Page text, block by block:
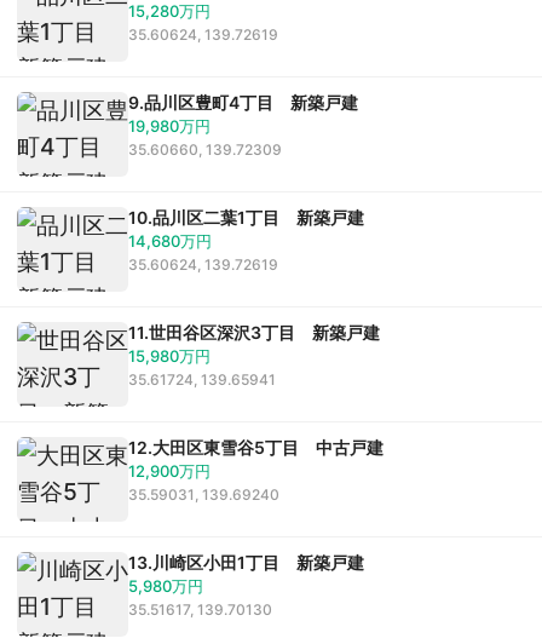
15,280万円
35.60624, 139.72619
9.品川区豊町4丁目 新築戸建
19,980万円
35.60660, 139.72309
10.品川区二葉1丁目 新築戸建
14,680万円
35.60624, 139.72619
11.世田谷区深沢3丁目 新築戸建
15,980万円
35.61724, 139.65941
12.大田区東雪谷5丁目 中古戸建
12,900万円
35.59031, 139.69240
13.川崎区小田1丁目 新築戸建
5,980万円
35.51617, 139.70130
スタッフ一覧
ストーリー
お客様ストーリー
スタッフストーリー
お客様の声
お客様の声一覧
採用情報